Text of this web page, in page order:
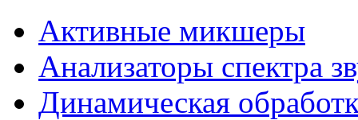
Активные микшеры
Анализаторы спектра
Динамическая